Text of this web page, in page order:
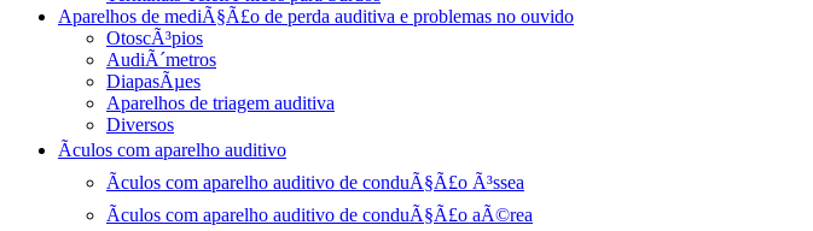
Aparelhos de mediÃ§Ã£o de perda auditiva e problemas no ouvido
OtoscÃ³pios
AudiÃ´metros
DiapasÃµes
Aparelhos de triagem auditiva
Diversos
Ãculos com aparelho auditivo
Ãculos com aparelho auditivo de conduÃ§Ã£o Ã³ssea
Ãculos com aparelho auditivo de conduÃ§Ã£o aÃ©rea